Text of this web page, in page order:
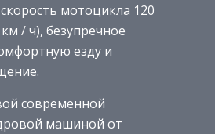
мотоцикла 120
/ ч), безупречное
езду и
современной
машиной от